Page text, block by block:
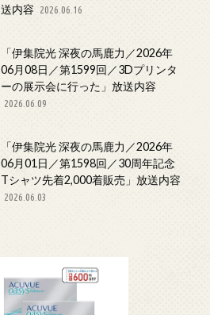
送内容
2026.06.16
「伊集院光 深夜の馬鹿力／2026年
06月08日／第1599回／3Dプリンタ
ーの展示会に行った」放送内容
2026.06.09
「伊集院光 深夜の馬鹿力／2026年
06月01日／第1598回／30周年記念
Tシャツ先着2,000着販売」放送内容
2026.06.03